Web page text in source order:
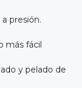
presión.
más fácil
y pelado de